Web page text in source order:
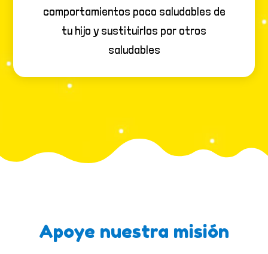
comportamientos poco saludables de
tu hijo y sustituirlos por otros
saludables
Apoye nuestra misión